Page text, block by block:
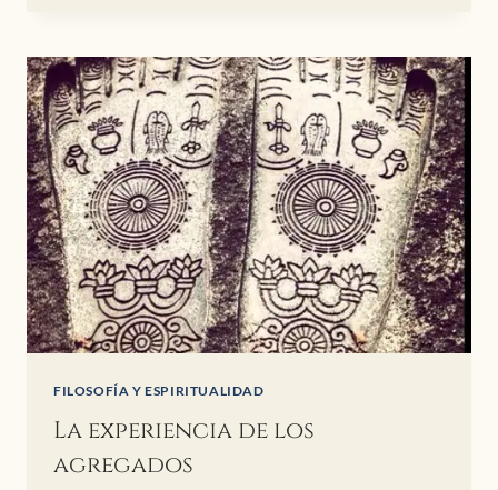
MISMO
FILOSOFÍA Y ESPIRITUALIDAD
La experiencia de los
agregados